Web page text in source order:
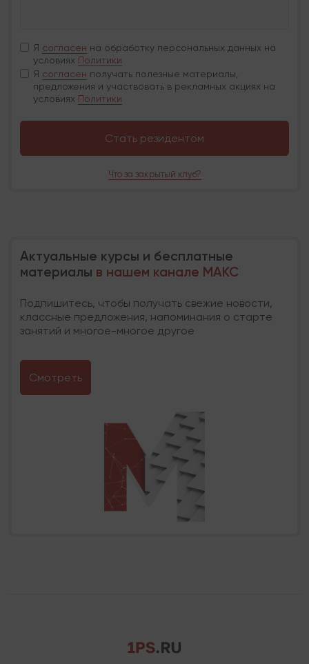
Я согласен на обработку персональных данных на
условиях Политики
Я согласен получать полезные материалы,
предложения и участвовать в рекламных акциях на
условиях Политики
Стать резидентом
Что за закрытый клуб?
Актуальные курсы и бесплатные
материалы в нашем канале МАКС
Подпишитесь, чтобы получать свежие новости,
классные предложения, напоминания о старте
занятий и многое-многое другое
Смотреть